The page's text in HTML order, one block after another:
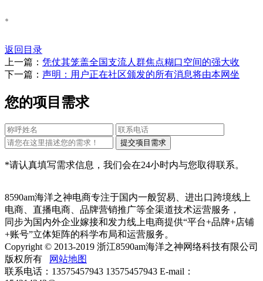
。
返回目录
上一篇： 凭仗其笼盖全国支流人群焦点糊口空间的强大收
下一篇： 声明：用户正在社区颁发的所有消息将由本网坐
您的项目需求
*请认真填写需求信息，我们会在24小时内与您取得联系。
8590am海洋之神电商专注于国内一般贸易、进出口跨境线上
电商、直播电商、品牌营销推广等全渠道技术运营服务，
同步为国内外企业嫁接和发力线上电商提供“平台+品牌+店铺
+账号”立体矩阵的科学布局和运营服务。
Copyright © 2013-2019 浙江8590am海洋之神网络科技有限公司
版权所有
网站地图
联系电话：13575457943 13575457943 E-mail：